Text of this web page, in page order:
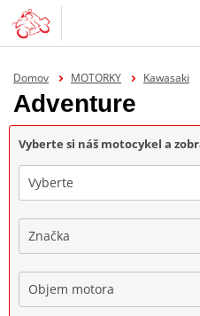
Domov MOTORKY Kawasaki
Adventure
Vyberte si náš motocykel a
Vyberte
Značka
Objem motora